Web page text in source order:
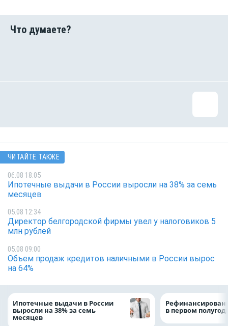
ЧИТАЙТЕ ТАКЖЕ
06.08 18:05
Ипотечные выдачи в России выросли на 38% за семь
месяцев
05.08 12:34
Директор белгородской фирмы увел у налоговиков 5
млн рублей
05.08 09:00
Объем продаж кредитов наличными в России вырос
на 64%
Ипотечные выдачи в России
выросли на 38% за семь
месяцев
в первом